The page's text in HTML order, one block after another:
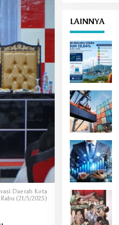
Daerah Kota
(21/5/2025)
LAINNYA